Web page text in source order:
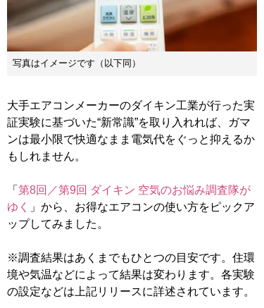
写真はイメージです（以下同）
大手エアコンメーカーのダイキン工業が行った実
証実験に基づいた“新常識”を取り入れれば、ガマ
ンは最小限で快適なまま電気代をぐっと抑えるか
もしれません。
「 第8回／第9回 ダイキン 空気のお悩み調査隊が
ゆく
」から、お得なエアコンの使い方をピックア
ップしてみました。
※調査結果はあくまでもひとつの目安です。住環
境や気温などによって結果は変わります。各実験
の設定などは上記リリースに詳述されています。